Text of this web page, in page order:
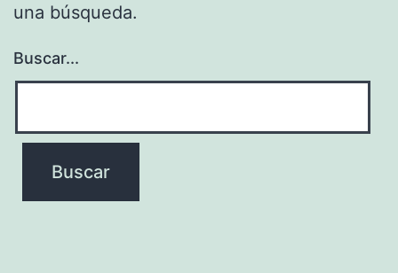
una búsqueda.
Buscar...